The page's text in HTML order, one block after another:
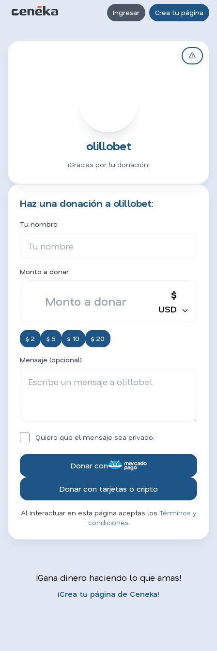
Ingresar Crea tu página
olillobet
¡Gracias por tu donación!
Haz una donación a olillobet:
Tu nombre
Monto a donar
$
USD
$ 2 $ 5 $ 10 $ 20
Mensaje (opcional)
Quiero que el mensaje sea privado.
Donar con
Donar con tarjetas o cripto
Al interactuar en esta página aceptas los Términos y
condiciones
¡Gana dinero haciendo lo que amas!
¡Crea tu página de Ceneka!